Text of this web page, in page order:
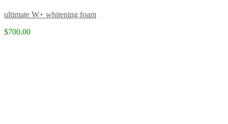
ultimate W+ whitening foam
$700.00